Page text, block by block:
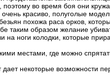
во время боя они
красиво, полуголые
похожа раса орков,
таким образом желание
на ноги колодки, которые
местами, где можно
некоторые возможности